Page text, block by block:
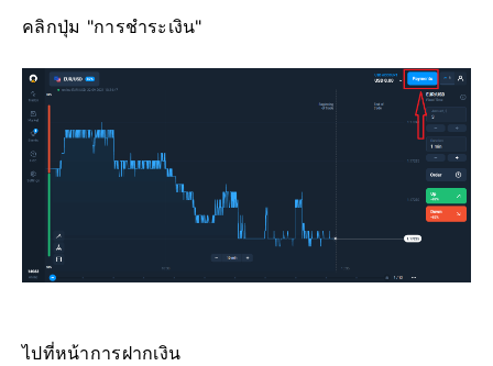
คลิกปุ่ม "การชำระเงิน"
ไปที่หน้าการฝากเงิน